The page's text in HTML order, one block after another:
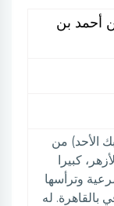
أحمد بن
الأحد) من
كبيرا
وترأسها
هـ إلى 1352 وتوفي بالقاهرة. له